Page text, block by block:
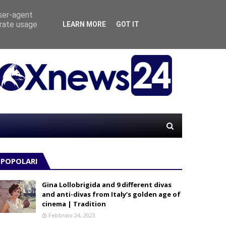
POPOLARI
Gina Lollobrigida and 9 different divas
and anti-divas from Italy’s golden age of
cinema | Tradition
Febbraio 24, 2023
agent
usage
LEARN MORE GOT IT